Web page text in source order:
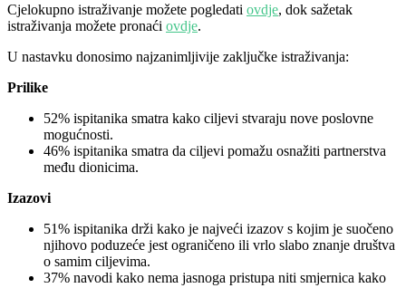
Cjelokupno istraživanje možete pogledati ovdje, dok sažetak
istraživanja možete pronaći ovdje.
U nastavku donosimo najzanimljivije zaključke istraživanja:
Prilike
52% ispitanika smatra kako ciljevi stvaraju nove poslovne
mogućnosti.
46% ispitanika smatra da ciljevi pomažu osnažiti partnerstva
među dionicima.
Izazovi
51% ispitanika drži kako je najveći izazov s kojim je suočeno
njihovo poduzeće jest ograničeno ili vrlo slabo znanje društva
o samim ciljevima.
37% navodi kako nema jasnoga pristupa niti smjernica kako